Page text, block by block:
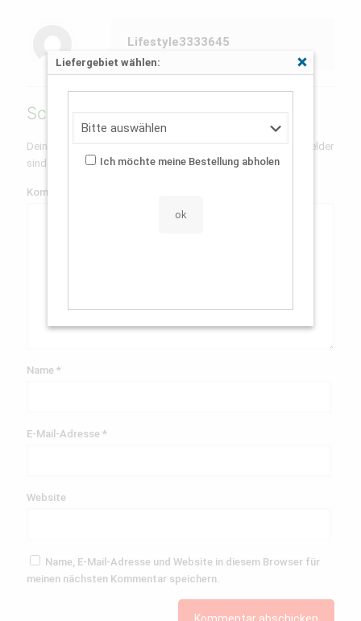
Lifestyle3333645
Schreibe einen Kommentar
Deine E-Mail-Adresse wird nicht veröffentlicht.
Erforderliche Felder
sind mit
markiert
Kommentar
Name *
E-Mail-Adresse *
Website
Name, E-Mail-Adresse und Website in diesem Browser für
meinen nächsten Kommentar speichern.
Liefergebiet wählen: Schließen
Ich möchte meine Bestellung abholen